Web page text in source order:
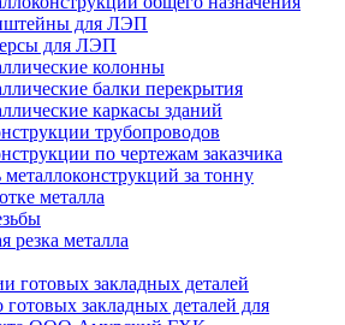
для ЛЭП
для ЛЭП
колонны
балки перекрытия
каркасы зданий
трубопроводов
по чертежам заказчика
металлоконструкций за тонну
металла
резка металла
готовых закладных деталей
закладных деталей для